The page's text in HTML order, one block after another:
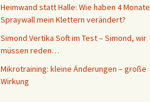
Heimwand statt Halle: Wie haben 4 Monate
Spraywall mein Klettern verändert?
Simond Vertika Soft im Test – Simond, wir
müssen reden…
Mikrotraining: kleine Änderungen – große
Wirkung